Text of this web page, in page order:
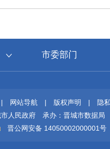
市委部门
| 网站导航 | 版权声明 |
隐
人民政府
承办：晋城市数据局
晋公网安备 14050002000001号